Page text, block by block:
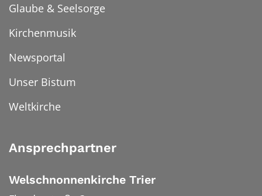
Glaube & Seelsorge
Kirchenmusik
Newsportal
Unser Bistum
Weltkirche
Ansprechpartner
Welschnonnenkirche Trier